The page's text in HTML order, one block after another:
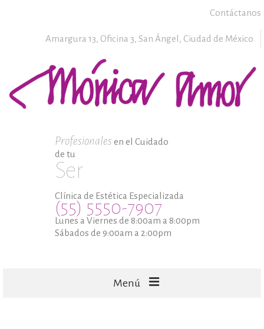
Contáctanos
Amargura 13, Oficina 3, San Ángel, Ciudad de México
Profesionales en el Cuidado
de tu
Ser
Clínica de Estética Especializada
(55) 5550-7907
Lunes a Viernes de 8:00am a 8:00pm
Sábados de 9:00am a 2:00pm
Menú